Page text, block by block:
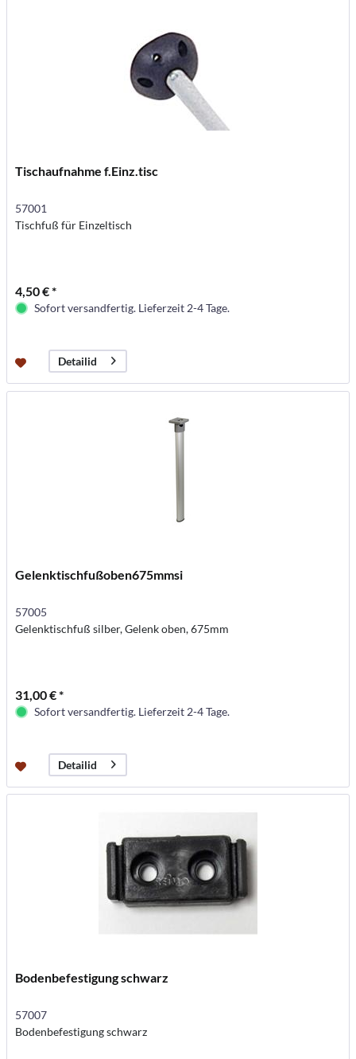
Tischaufnahme f.Einz.tisc
57001
Tischfuß für Einzeltisch
4,50 € *
Sofort versandfertig. Lieferzeit 2-4 Tage.
Detailid
Gelenktischfußoben675mmsi
57005
Gelenktischfuß silber, Gelenk oben, 675mm
31,00 € *
Sofort versandfertig. Lieferzeit 2-4 Tage.
Detailid
Bodenbefestigung schwarz
57007
Bodenbefestigung schwarz